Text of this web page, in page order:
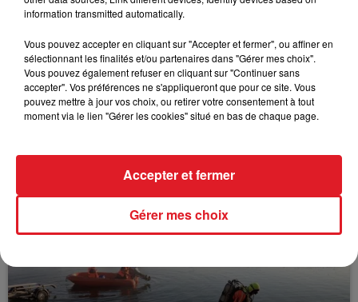
15 juillet 2026
BÉTHUNE: ENQUÊTE POUR HOMICIDE
Selon les premiers éléments, le logement servait
à des prostituées
information transmitted automatically.
Vous pouvez accepter en cliquant sur "Accepter et fermer", ou affiner en
sélectionnant les finalités et/ou partenaires dans "Gérer mes choix".
Vous pouvez également refuser en cliquant sur "Continuer sans
accepter". Vos préférences ne s'appliqueront que pour ce site. Vous
pouvez mettre à jour vos choix, ou retirer votre consentement à tout
moment via le lien "Gérer les cookies" situé en bas de chaque page.
Gérer mes choix
Accepter et fermer